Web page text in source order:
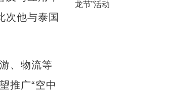
次他与泰国
、物流等
推广“空中
龙节”活动